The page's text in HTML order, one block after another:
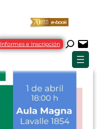
Informes e Inscripción